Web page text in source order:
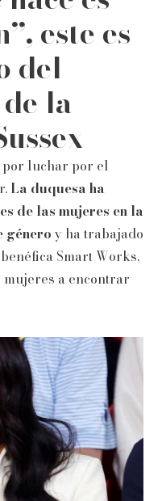
este es
del
la
por luchar por el
La duquesa ha
de las mujeres en la
género y ha trabajado
Smart Works,
mujeres a encontrar